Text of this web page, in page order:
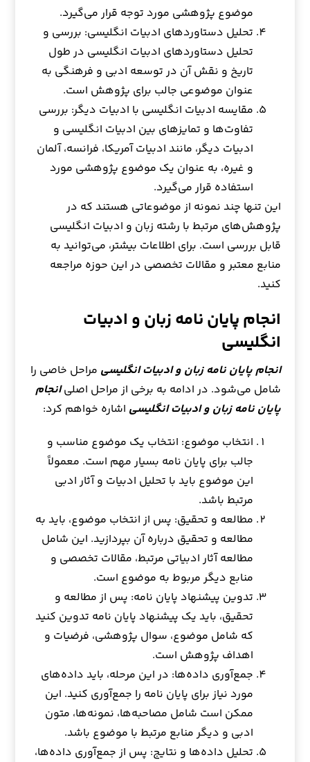
موضوع پژوهشی مورد توجه قرار می‌گیرد.
تحلیل دستاوردهای ادبیات انگلیسی: بررسی و
تحلیل دستاوردهای ادبیات انگلیسی در طول
تاریخ و نقش آن در توسعه ادبی و فرهنگی به
عنوان موضوعی جالب برای پژوهش است.
مقایسه ادبیات انگلیسی با ادبیات دیگر: بررسی
تفاوت‌ها و تمایزهای بین ادبیات انگلیسی و
ادبیات دیگر، مانند ادبیات آمریکا، فرانسه، آلمان
و غیره، به عنوان یک موضوع پژوهشی مورد
استفاده قرار می‌گیرد.
این تنها چند نمونه از موضوعاتی هستند که در
پژوهش‌های مرتبط با رشته زبان و ادبیات انگلیسی
قابل بررسی است. برای اطلاعات بیشتر، می‌توانید به
منابع معتبر و مقالات تخصصی در این حوزه مراجعه
کنید.
انجام پایان نامه زبان و ادبیات
انگلیسی
انجام پایان نامه زبان و ادبیات انگلیسی مراحل خاصی را
شامل می‌شود. در ادامه به برخی از مراحل اصلیانجام
پایان نامه زبان و ادبیات انگلیسی اشاره خواهم کرد:
انتخاب موضوع: انتخاب یک موضوع مناسب و
جالب برای پایان نامه بسیار مهم است. معمولاً
این موضوع باید با تحلیل ادبیات و آثار ادبی
مرتبط باشد.
مطالعه و تحقیق: پس از انتخاب موضوع، باید به
مطالعه و تحقیق درباره آن بپردازید. این شامل
مطالعه آثار ادبیاتی مرتبط، مقالات تخصصی و
منابع دیگر مربوط به موضوع است.
تدوین پیشنهاد پایان نامه: پس از مطالعه و
تحقیق، باید یک پیشنهاد پایان نامه تدوین کنید
که شامل موضوع، سوال پژوهشی، فرضیات و
اهداف پژوهش است.
جمع‌آوری داده‌ها: در این مرحله، باید داده‌های
مورد نیاز برای پایان نامه را جمع‌آوری کنید. این
ممکن است شامل مصاحبه‌ها، نمونه‌ها، متون
ادبی و دیگر منابع مرتبط با موضوع باشد.
تحلیل داده‌ها و نتایج: پس از جمع‌آوری داده‌ها،